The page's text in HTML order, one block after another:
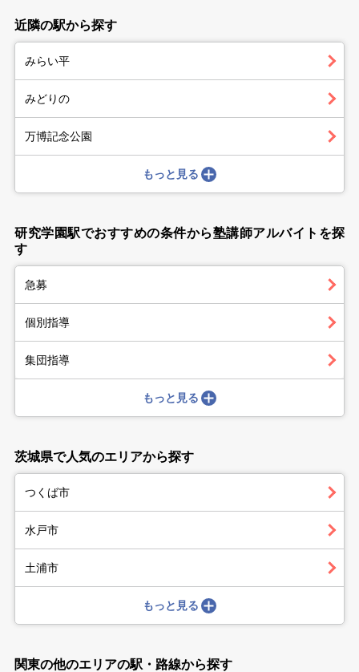
近隣の駅から探す
みらい平
みどりの
万博記念公園
もっと見る
研究学園駅でおすすめの条件から塾講師アルバイトを探
す
急募
個別指導
集団指導
もっと見る
茨城県で人気のエリアから探す
つくば市
水戸市
土浦市
もっと見る
関東の他のエリアの駅・路線から探す